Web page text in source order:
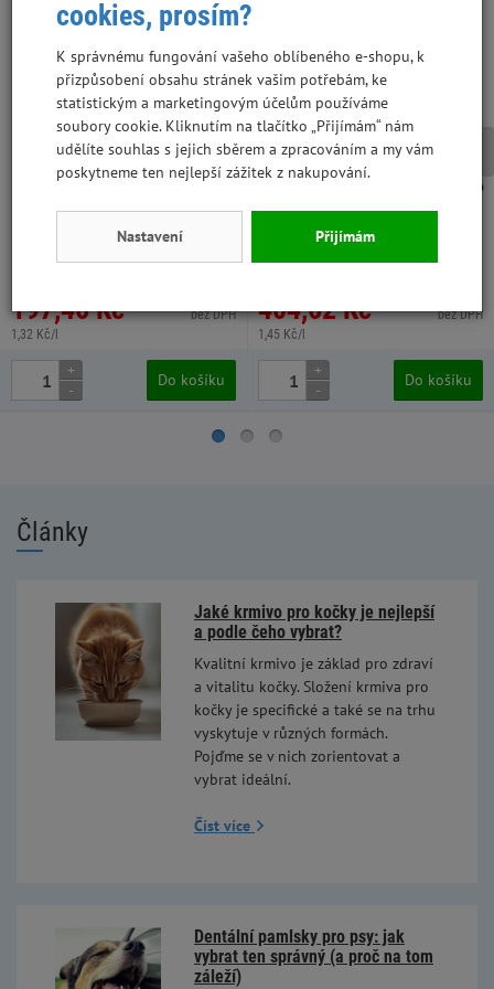
kg
WPZA032, 2 ks v kartonu
197,46 Kč
1,32 Kč/l
bez DPH
+
-
Do košíku
Rabbit Weed hobliny hrubé TOP
1,5 kg 70 l 4 ks super kvalita
WPZA113, 4 ks v kartonu
404,62 Kč
1,45 Kč/l
bez DPH
+
-
Do košíku
Články
Jaké krmivo pro kočky je nejlepší
a podle čeho vybrat?
Kvalitní krmivo je základ pro zdraví
a vitalitu kočky. Složení krmiva pro
kočky je specifické a také se na trhu
vyskytuje v různých formách.
Pojďme se v nich zorientovat a
vybrat ideální.
Číst více
Dentální pamlsky pro psy: jak
vybrat ten správný (a proč na tom
záleží)
cookies, prosím?
K správnému fungování vašeho oblíbeného e-shopu, k
přizpůsobení obsahu stránek vašim potřebám, ke
statistickým a marketingovým účelům používáme
soubory cookie. Kliknutím na tlačítko „Přijímám“ nám
udělíte souhlas s jejich sběrem a zpracováním a my vám
poskytneme ten nejlepší zážitek z nakupování.
Nastavení Přijímám